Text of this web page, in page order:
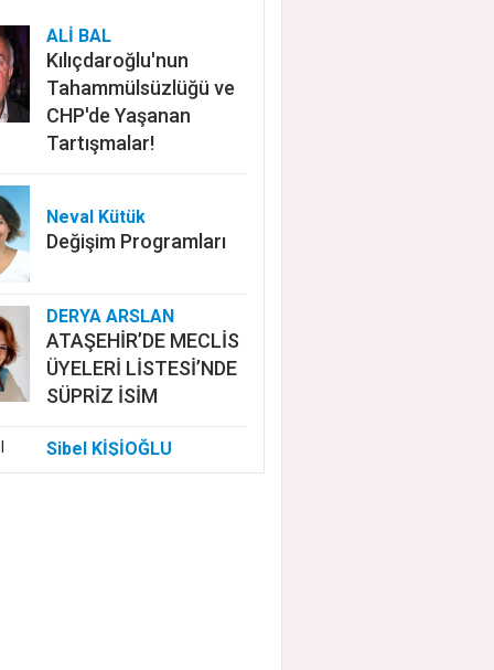
ALİ BAL
Kılıçdaroğlu'nun
Tahammülsüzlüğü ve
CHP'de Yaşanan
Tartışmalar!
Neval Kütük
Değişim Programları
DERYA ARSLAN
ATAŞEHİR’DE MECLİS
ÜYELERİ LİSTESİ’NDE
SÜPRİZ İSİM
Sibel KİŞİOĞLU
EUROVISION'DA